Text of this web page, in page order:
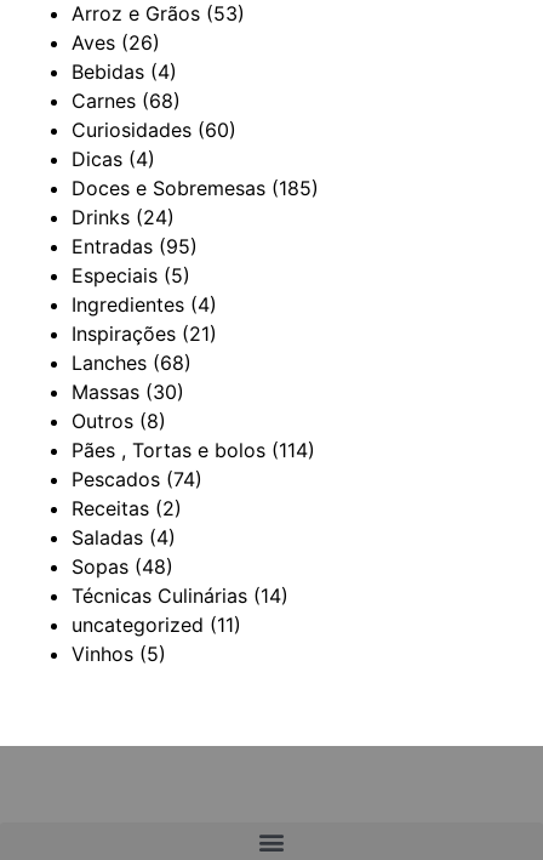
Arroz e Grãos (53)
Aves (26)
Bebidas (4)
Carnes (68)
Curiosidades (60)
Dicas (4)
Doces e Sobremesas (185)
Drinks (24)
Entradas (95)
Especiais (5)
Ingredientes (4)
Inspirações (21)
Lanches (68)
Massas (30)
Outros (8)
Pães , Tortas e bolos (114)
Pescados (74)
Receitas (2)
Saladas (4)
Sopas (48)
Técnicas Culinárias (14)
uncategorized (11)
Vinhos (5)